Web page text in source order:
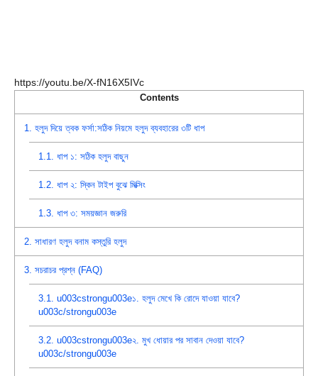
https://youtu.be/X-fN16X5IVc
Contents
1. হলুদ দিয়ে ত্বক ফর্সা:সঠিক নিয়মে হলুদ ব্যবহারের ৩টি ধাপ
1.1. ধাপ ১: সঠিক হলুদ বাছুন
1.2. ধাপ ২: স্কিন টাইপ বুঝে মিক্সিং
1.3. ধাপ ৩: সময়জ্ঞান জরুরি
2. সাধারণ হলুদ বনাম কস্তুরি হলুদ
3. সচরাচর প্রশ্ন (FAQ)
3.1. u003cstrongu003e১. হলুদ মেখে কি রোদে যাওয়া যাবে?
u003c/strongu003e
3.2. u003cstrongu003e২. মুখ ধোয়ার পর সাবান দেওয়া যাবে?
u003c/strongu003e